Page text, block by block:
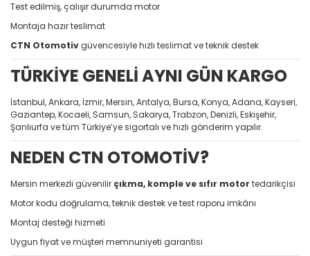
Test edilmiş, çalışır durumda motor
Montaja hazır teslimat
CTN Otomotivgüvencesiyle hızlı teslimat ve teknik destek
TÜRKİYE GENELİ AYNI GÜN KARGO
İstanbul, Ankara, İzmir, Mersin, Antalya, Bursa, Konya, Adana, Kayseri,
Gaziantep, Kocaeli, Samsun, Sakarya, Trabzon, Denizli, Eskişehir,
Şanlıurfa ve tüm Türkiye’ye sigortalı ve hızlı gönderim yapılır.
NEDEN CTN OTOMOTİV?
Mersin merkezli güvenilir çıkma, komple ve sıfır motor tedarikçisi
Motor kodu doğrulama, teknik destek ve test raporu imkânı
Montaj desteği hizmeti
Uygun fiyat ve müşteri memnuniyeti garantisi